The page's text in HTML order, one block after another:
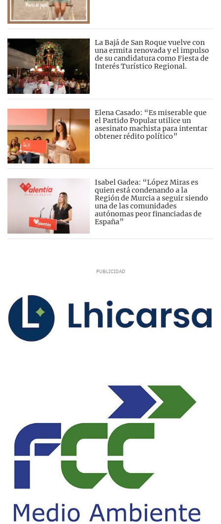
La Bajá de San Roque vuelve con
una ermita renovada y el impulso
de su candidatura como Fiesta de
Interés Turístico Regional.
Elena Casado: “Es miserable que
el Partido Popular utilice un
asesinato machista para intentar
obtener rédito político”
Isabel Gadea: “López Miras es
quien está condenando a la
Región de Murcia a seguir siendo
una de las comunidades
autónomas peor financiadas de
España”